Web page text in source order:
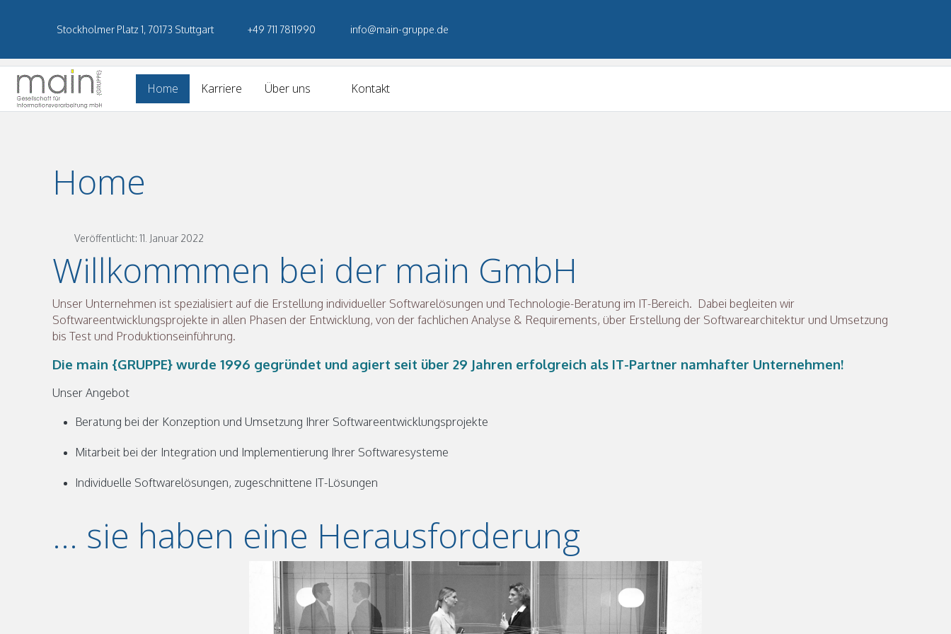
Stockholmer Platz 1, 70173 Stuttgart +49 711 7811990 info@main-gruppe.de
Home Karriere Über uns Kontakt
Home
Veröffentlicht: 11. Januar 2022
Willkommmen bei der main GmbH
Unser Unternehmen ist spezialisiert auf die Erstellung individueller Softwarelösungen und Technologie-Beratung im IT-Bereich. Dabei begleiten wir
Softwareentwicklungsprojekte in allen Phasen der Entwicklung, von der fachlichen Analyse & Requirements, über Erstellung der Softwarearchitektur und Umsetzung
bis Test und Produktionseinführung.
Die main {GRUPPE} wurde 1996 gegründet und agiert seit über 29 Jahren erfolgreich als IT-Partner namhafter Unternehmen!
Unser Angebot
Beratung bei der Konzeption und Umsetzung Ihrer Softwareentwicklungsprojekte
Mitarbeit bei der Integration und Implementierung Ihrer Softwaresysteme
Individuelle Softwarelösungen, zugeschnittene IT-Lösungen
... sie haben eine Herausforderung